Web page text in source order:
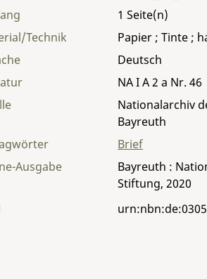
1
Technik
Papier ; Tinte ;
Deutsch
NA I A 2 a Nr. 46
Nationalarchiv
Bayreuth
Brief
Ausgabe
Bayreuth :
Stiftung, 2020